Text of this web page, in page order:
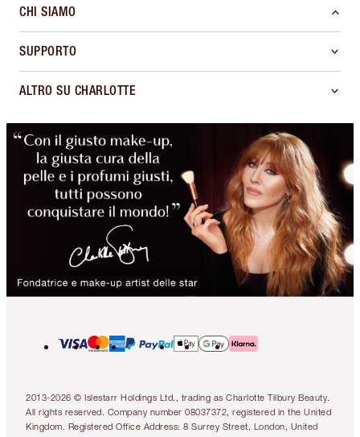
CHI SIAMO
SUPPORTO
ALTRO SU CHARLOTTE
2013-2026 © Islestarr Holdings Ltd., trading as Charlotte Tilbury Beauty.
All rights reserved. Company number 08037372, registered in the United
Kingdom. Registered Office Address: 8 Surrey Street, London, United